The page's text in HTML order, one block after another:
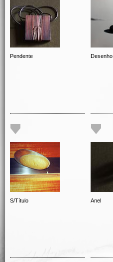
Pendente Desenho
S/Título Anel